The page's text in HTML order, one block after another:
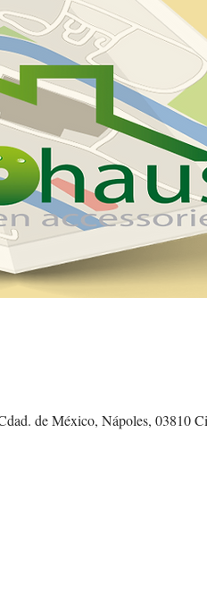
de México, Nápoles, 03810